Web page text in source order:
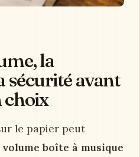
la
sécurité avant
choix
le papier peut
volume boîte à musique